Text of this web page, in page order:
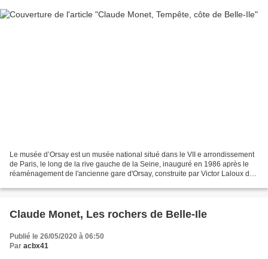
Le musée d’Orsay est un musée national situé dans le VII e arrondissement
de Paris, le long de la rive gauche de la Seine, inauguré en 1986 après le
réaménagement de l'ancienne gare d'Orsay, construite par Victor Laloux de
Claude Monet, Les rochers de Belle-Ile
Publié le 26/05/2020 à 06:50
Par acbx41